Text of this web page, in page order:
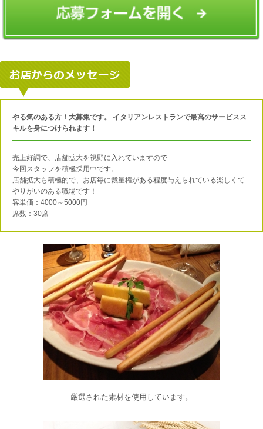
やる気のある方！大募集です。 イタリアンレストランで最高のサービスス
キルを身につけられます！
売上好調で、店舗拡大を視野に入れていますので
今回スタッフを積極採用中です。
店舗拡大も積極的で、お店毎に裁量権がある程度与えられている楽しくて
やりがいのある職場です！
客単価：4000～5000円
席数：30席
厳選された素材を使用しています。